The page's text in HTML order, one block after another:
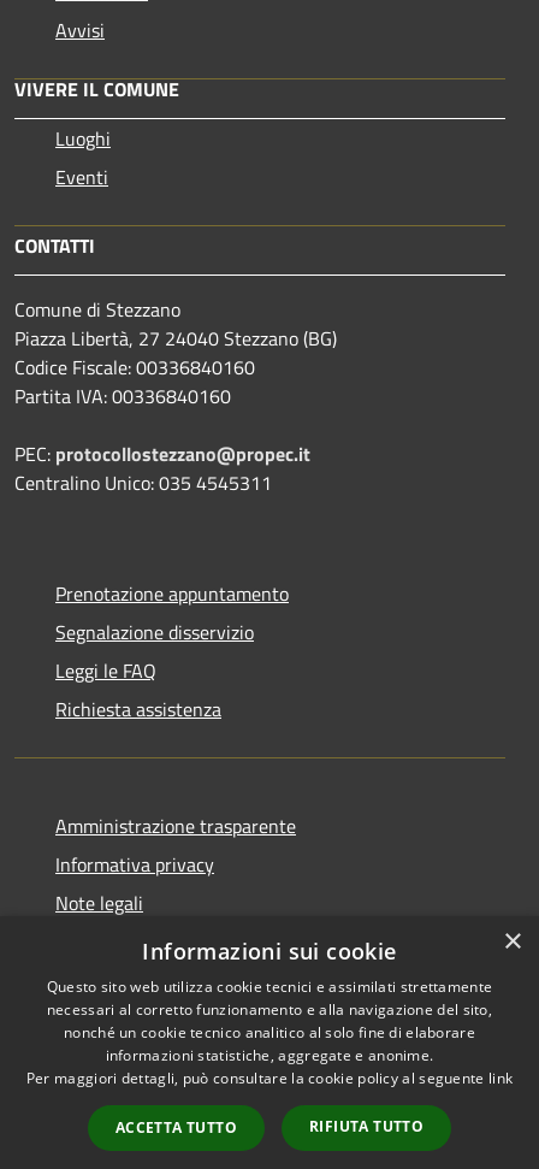
Avvisi
VIVERE IL COMUNE
Luoghi
Eventi
CONTATTI
Comune di Stezzano
Piazza Libertà, 27 24040 Stezzano (BG)
Codice Fiscale: 00336840160
Partita IVA: 00336840160
PEC: protocollostezzano@propec.it
Centralino Unico: 035 4545311
Prenotazione appuntamento
Segnalazione disservizio
Leggi le FAQ
Richiesta assistenza
Amministrazione trasparente
Informativa privacy
Note legali
Dichiarazione di accessibilità
Accessibilità
Copyright © 2026 • Comune di
Stezzano • Powered by
Municipium•
Accesso
redazione
×
Informazioni sui cookie
Questo sito web utilizza cookie tecnici e assimilati strettamente
necessari al corretto funzionamento e alla navigazione del sito,
nonché un cookie tecnico analitico al solo fine di elaborare
informazioni statistiche, aggregate e anonime.
Per maggiori dettagli, può consultare la cookie policy al seguente link
ACCETTA TUTTO RIFIUTA TUTTO